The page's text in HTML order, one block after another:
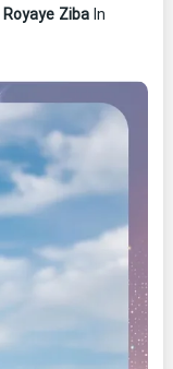
Royaye ZibaIn